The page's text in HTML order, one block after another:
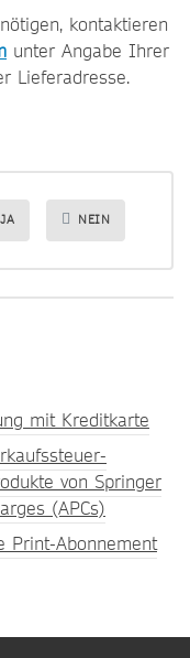
kontaktieren
unter Angabe Ihrer
Lieferadresse.
JA NEIN
mit Kreditkarte
von Springer
(APCs)
Print-Abonnement